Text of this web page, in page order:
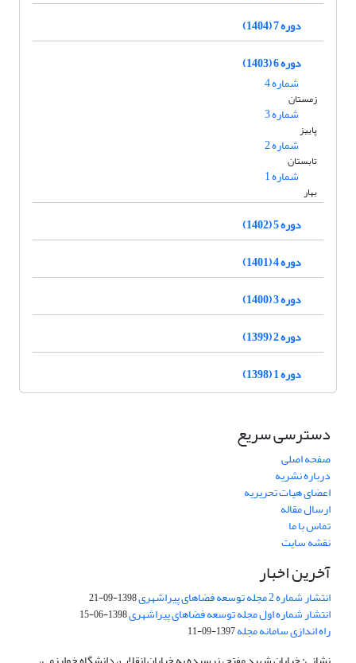
دوره 7 (1404)
دوره 6 (1403)
شماره 4
زمستان
شماره 3
پاییز
شماره 2
تابستان
شماره 1
بهار
دوره 5 (1402)
دوره 4 (1401)
دوره 3 (1400)
دوره 2 (1399)
دوره 1 (1398)
دسترسی سریع
صفحه اصلی
درباره نشریه
اعضای هیات تحریریه
ارسال مقاله
تماس با ما
نقشه سایت
آخرین اخبار
انتشار شماره 2 مجله توسعه فضاهای پیراشهری 1398-09-21
انتشار شماره اول مجله توسعه فضاهای پیراشهری1398-06-15
راه اندازی سامانه مجله1397-09-11